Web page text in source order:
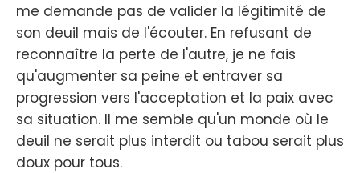
me demande pas de valider la légitimité de
son deuil mais de l'écouter. En refusant de
reconnaître la perte de l'autre, je ne fais
qu'augmenter sa peine et entraver sa
progression vers l'acceptation et la paix avec
sa situation. Il me semble qu'un monde où le
deuil ne serait plus interdit ou tabou serait plus
doux pour tous.